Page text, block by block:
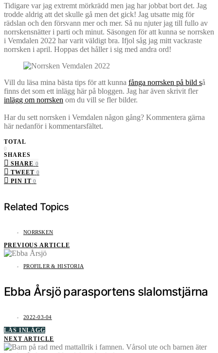
Tidigare var jag extremt mörkrädd men jag har jobbat bort det. Jag
trodde aldrig att det skulle gå men det gick! Jag utsatte mig för
rädslan och den försvann mer och mer. Så nu njuter jag till fullo av
norrskensnätter i parti och minut. Säsongen för att kunna se norrsken
i Vemdalen 2022 har varit väldigt bra. Ifjol såg jag mitt vackraste
norrsken i april. Hoppas det håller i sig med andra ord!
Vill du läsa mina bästa tips för att kunna fånga norrsken på bild så
finns det som ett inlägg här på bloggen. Jag har även skrivit fler
inlägg om norrsken om du vill se fler bilder.
Har du sett norrsken i Vemdalen någon gång? Kommentera gärna
här nedanför i kommentarsfältet.
TOTAL
0
SHARES
SHARE 0
TWEET 0
PIN IT 0
Related Topics
NORRSKEN
PREVIOUS ARTICLE
PROFILER & HISTORIA
Ebba Årsjö parasportens slalomstjärna
2022-03-04
LÄS INLÄGG
NEXT ARTICLE